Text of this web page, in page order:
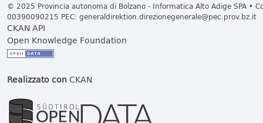
© 2025 Provincia autonoma di Bolzano - Informatica Alto Adige SPA •
00390090215 PEC: generaldirektion.direzionegenerale@pec.prov.bz.it
CKAN API
Open Knowledge Foundation
Realizzato conCKAN